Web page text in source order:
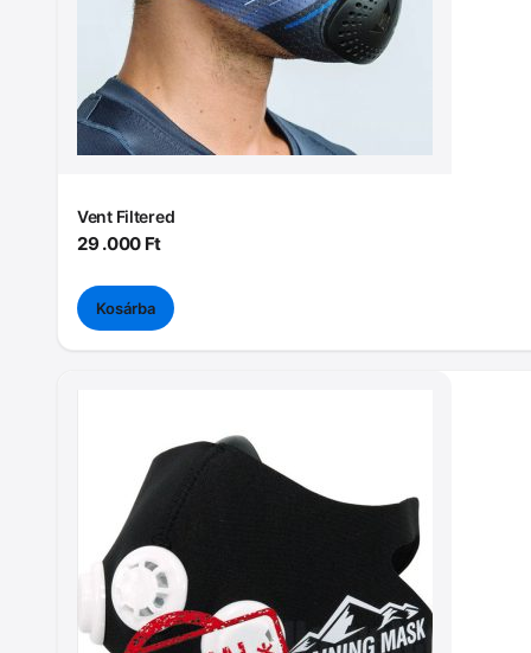
Vent Filtered
29 .000 Ft
Kosárba
variációja
változatok
termékoldalon